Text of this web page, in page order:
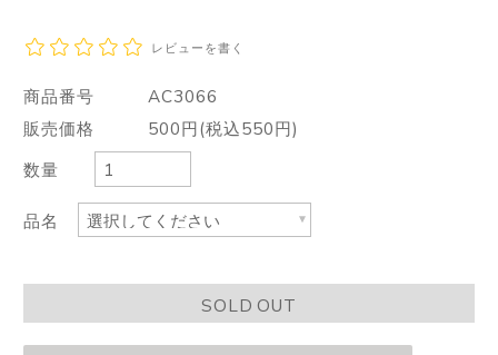
レビューを書く
商品番号
AC3066
販売価格
500円(税込550円)
数量
品名
SOLD OUT